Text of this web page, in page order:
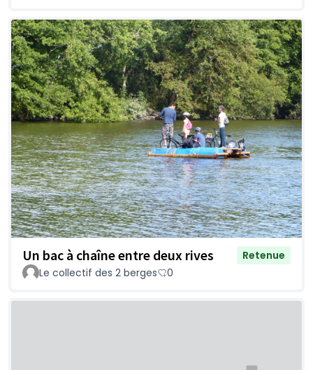
Un bac à chaîne entre deux rives
Retenue
Le collectif des 2 berges
0